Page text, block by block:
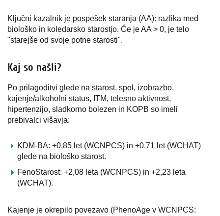
Ključni kazalnik je pospešek staranja (AA): razlika med
biološko in koledarsko starostjo. Če je AA > 0, je telo
"starejše od svoje potne starosti".
Kaj so našli?
Po prilagoditvi glede na starost, spol, izobrazbo,
kajenje/alkoholni status, ITM, telesno aktivnost,
hipertenzijo, sladkorno bolezen in KOPB so imeli
prebivalci višavja:
KDM-BA: +0,85 let (WCNPCS) in +0,71 let (WCHAT)
glede na biološko starost.
FenoStarost: +2,08 leta (WCNPCS) in +2,23 leta
(WCHAT).
Kajenje je okrepilo povezavo (PhenoAge v WCNPCS: